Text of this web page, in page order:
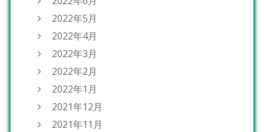
2022年5月
2022年4月
2022年3月
2022年2月
2022年1月
2021年12月
2021年11月